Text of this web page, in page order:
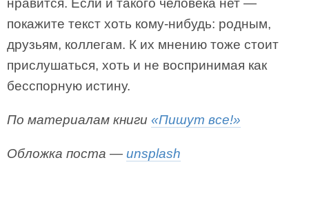
нравится. Если и такого человека нет —
покажите текст хоть кому-нибудь: родным,
друзьям, коллегам. К их мнению тоже стоит
прислушаться, хоть и не воспринимая как
бесспорную истину.
По материалам книги «Пишут все!»
Обложка поста — unsplash